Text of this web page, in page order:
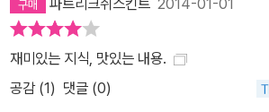
파트리크쥐스킨트 2014-01-01
재미있는 지식, 맛있는 내용.
공감 (1) 댓글 (0)